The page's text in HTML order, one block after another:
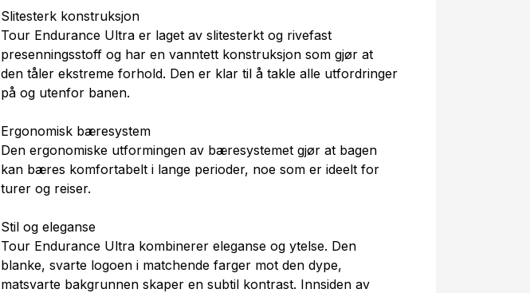
Slitesterk konstruksjon
Tour Endurance Ultra er laget av slitesterkt og rivefast
presenningsstoff og har en vanntett konstruksjon som gjør at
den tåler ekstreme forhold. Den er klar til å takle alle utfordringer
på og utenfor banen.
Ergonomisk bæresystem
Den ergonomiske utformingen av bæresystemet gjør at bagen
kan bæres komfortabelt i lange perioder, noe som er ideelt for
turer og reiser.
Stil og eleganse
Tour Endurance Ultra kombinerer eleganse og ytelse. Den
blanke, svarte logoen i matchende farger mot den dype,
matsvarte bakgrunnen skaper en subtil kontrast. Innsiden av